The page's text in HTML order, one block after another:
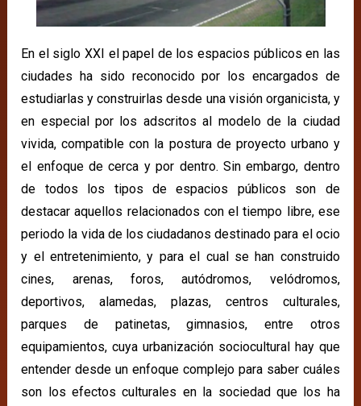
En el siglo XXI el papel de los espacios públicos en las
ciudades ha sido reconocido por los encargados de
estudiarlas y construirlas desde una visión organicista, y
en especial por los adscritos al modelo de la ciudad
vivida, compatible con la postura de proyecto urbano y
el enfoque de cerca y por dentro. Sin embargo, dentro
de todos los tipos de espacios públicos son de
destacar aquellos relacionados con el tiempo libre, ese
periodo la vida de los ciudadanos destinado para el ocio
y el entretenimiento, y para el cual se han construido
cines, arenas, foros, autódromos, velódromos,
deportivos, alamedas, plazas, centros culturales,
parques de patinetas, gimnasios, entre otros
equipamientos, cuya urbanización sociocultural hay que
entender desde un enfoque complejo para saber cuáles
son los efectos culturales en la sociedad que los ha